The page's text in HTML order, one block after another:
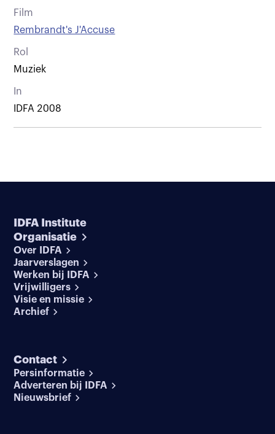
Film
Rembrandt's J'Accuse
Rol
Muziek
In
IDFA 2008
IDFA Institute
Organisatie
Over IDFA
Jaarverslagen
Werken bij IDFA
Vrijwilligers
Visie en missie
Archief
Contact
Persinformatie
Adverteren bij IDFA
Nieuwsbrief